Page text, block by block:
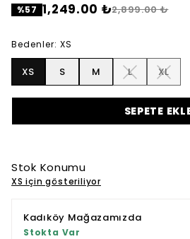
%57 1,249.00 ₺2,899.00 ₺
Bedenler: XS
XS S M L XL
SEPETE
Stok Konumu
XS için gösteriliyor
Kadıköy Mağazamızda
Stokta Var